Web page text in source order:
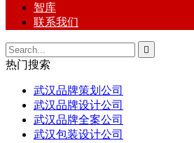
智库
联系我们

热门搜索
武汉品牌策划公司
武汉品牌设计公司
武汉品牌全案公司
武汉包装设计公司